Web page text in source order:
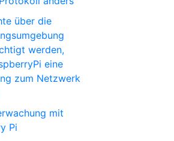
über die
werden,
eine
zum Netzwerk
mit
Pi